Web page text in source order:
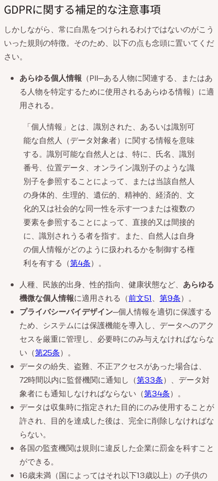
GDPRに関する補足的な注意事項
しかしながら、常に白黒をつけられるわけではないのがこう
いった規則の特徴。そのため、以下の点も念頭に置いてくだ
さい。
あらゆる個人情報 （PII─ある人物に関連する、またはあ
る人物を特定するために使用されるあらゆる情報）に適
用される。
「個人情報」とは、識別された、あるいは識別可
能な自然人（データ対象者）に関する情報を意味
する。識別可能な自然人とは、特に、氏名、識別
番号、位置データ、オンライン識別子のような識
別子を参照することによって、または当該自然人
の身体的、生理的、遺伝的、精神的、経済的、文
化的又は社会的な同一性を示す一つまたは複数の
要素を参照することによって、直接的又は間接的
に、識別されうる者を指す。また、自然人は自身
の個人情報がどのように扱われるかを制御する権
利を有する（第4条）。
人種、民族的出身、性的指向、健康状態など、 あらゆる
機微な個人情報に適用される（前文51、 第9条）。
プライバシーバイデザイン─個人情報を適切に保護する
ため、システムには保護機能を導入し、データへのアク
セスを厳重に管理し、必要時にのみ与えなければならな
い（第25条）。
データの紛失、盗難、不正アクセスがあった場合は、
72時間以内に監督機関に通知し（第33条）、データ対
象者にも通知しなければならない（第34条）。
データは収集時に指定された目的にのみ使用することが
許され、目的を達成した後は、完全に削除しなければな
らない。
各国の監査機関は規則に違反した企業に罰金を科すこと
ができる。
16歳未満（国によってはそれ以下13歳以上）の子供の